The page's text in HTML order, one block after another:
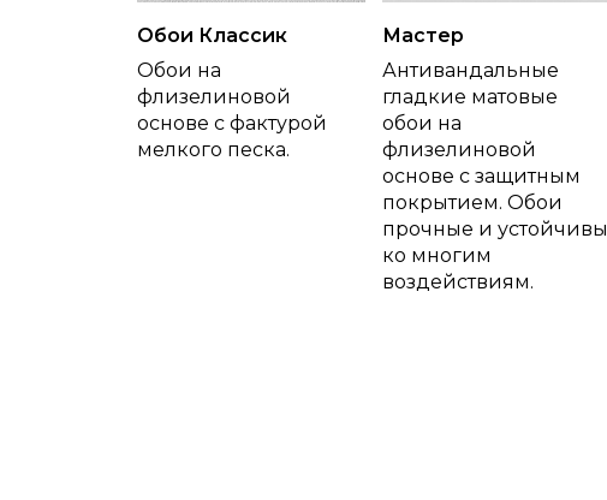
Обои Классик
Обои на
флизелиновой
основе с фактурой
мелкого песка.
Мастер
Антивандальные
гладкие матовые
обои на
флизелиновой
основе с защитным
покрытием. Обои
прочные и устойчивы
ко многим
воздействиям.